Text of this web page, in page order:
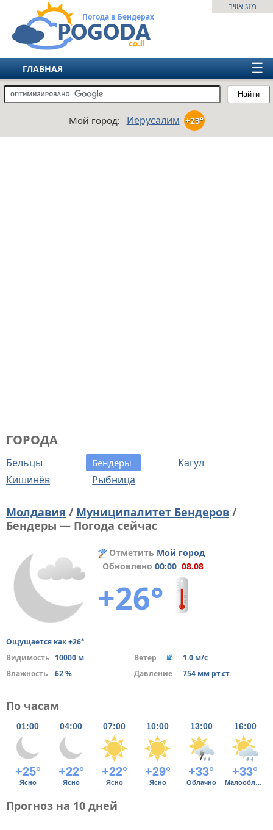
Погода в Бендерах
Найти
מזג אוויר
☰
ГЛАВНАЯ
ИЗРАИЛЬ
ЕВРОПА
Мой город: Иерусалим +23°
ГОРОДА
Бельцы Бендеры
Кагул
Кишинёв
Рыбница
Молдавия / Муниципалитет Бендеров /
Бендеры — Погода сейчас
Отметить Мой город
Обновлено 00:00 08.08
+26°
Ощущается как +26°
Видимость 10000 м Ветер
1.0 м/с
Влажность
62 % Давление 754 мм рт.ст.
По часам
01:00 04:00 07:00 10:00 13:00 16:00
+25° +22° +22° +29° +33° +33°
Ясно Ясно Ясно Ясно Облачно Малооблачно
Прогноз на 10 дней